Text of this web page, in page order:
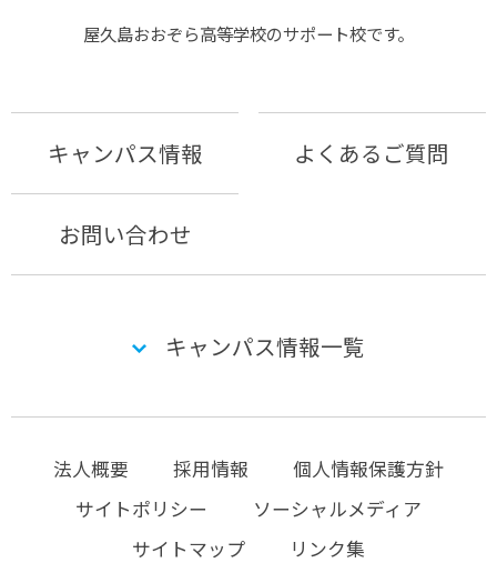
屋久島おおぞら⾼等学校のサポート校です。
キャンパス情報 よくあるご質問
お問い合わせ
キャンパス情報一覧
法人概要 採用情報
個人情報保護方針
サイトポリシー
ソーシャルメディア
サイトマップ
リンク集